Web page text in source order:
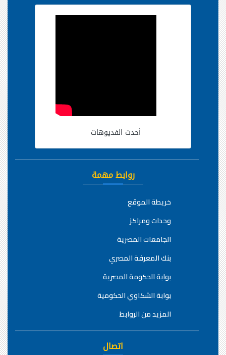
أحدث الفديوهات
روابط مهمة
خريطة الموقع
وحدات ومراكز
الجامعات المصرية
بنك المعرفة المصري
بوابة الحكومة المصرية
بوابة الشكاوي الحكومية
المزيد من الروابط
اتصال